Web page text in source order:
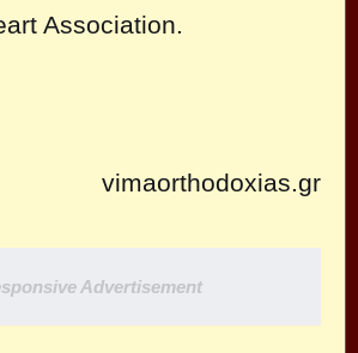
Association.
vimaorthodoxias.gr
Advertisement